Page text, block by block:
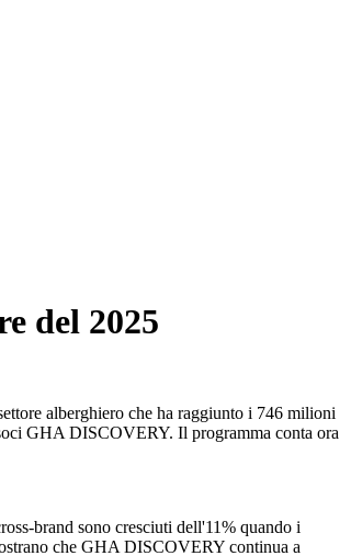
del 2025
alberghiero che ha raggiunto i 746 milioni
GHA DISCOVERY. Il programma conta ora
brand sono cresciuti dell'11% quando i
che GHA DISCOVERY continua a